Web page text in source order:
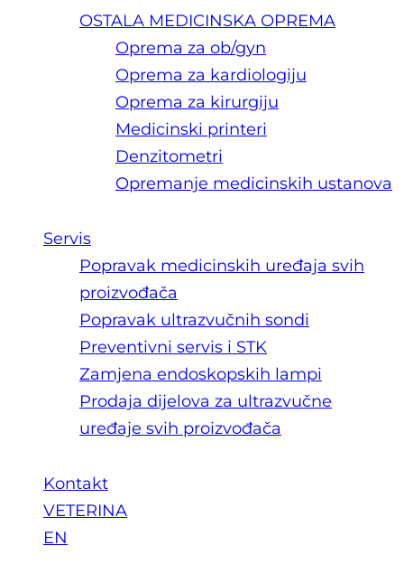
OSTALA MEDICINSKA OPREMA
Oprema za ob/gyn
Oprema za kardiologiju
Oprema za kirurgiju
Medicinski printeri
Denzitometri
Opremanje medicinskih ustanova
Servis
Popravak medicinskih uređaja svih
proizvođača
Popravak ultrazvučnih sondi
Preventivni servis i STK
Zamjena endoskopskih lampi
Prodaja dijelova za ultrazvučne
uređaje svih proizvođača
Kontakt
VETERINA
EN